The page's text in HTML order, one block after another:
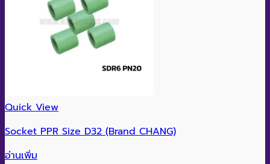
Quick View
Socket PPR Size D32 (Brand CHANG)
อ่านเพิ่ม